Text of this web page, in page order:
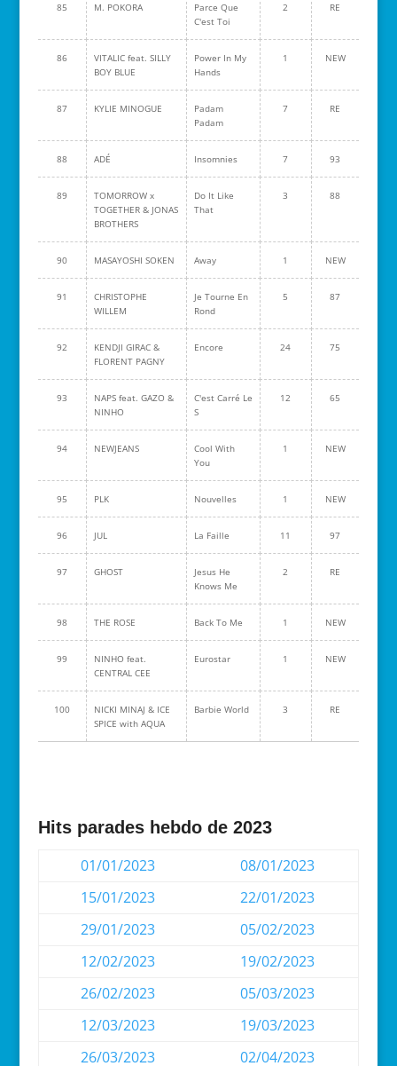
85 M. POKORA
Parce Que
C'est Toi
2 RE
86
VITALIC feat. SILLY
BOY BLUE
Power In My
Hands
1 NEW
87 KYLIE MINOGUE
Padam
Padam
7 RE
88 ADÉ Insomnies 7 93
89
TOMORROW x
TOGETHER & JONAS
BROTHERS
Do It Like
That
3 88
90 MASAYOSHI SOKEN Away 1 NEW
91
CHRISTOPHE
WILLEM
Je Tourne En
Rond
5 87
92
KENDJI GIRAC &
FLORENT PAGNY
Encore 24 75
93
NAPS feat. GAZO &
NINHO
C'est Carré Le
S
12 65
94 NEWJEANS
Cool With
You
1 NEW
95 PLK Nouvelles 1 NEW
96 JUL La Faille 11 97
97 GHOST
Jesus He
Knows Me
2 RE
98 THE ROSE Back To Me 1 NEW
99
NINHO feat.
CENTRAL CEE
Eurostar 1 NEW
100
NICKI MINAJ & ICE
SPICE with AQUA
Barbie World 3 RE
Hits parades hebdo de 2023
01/01/2023
08/01/2023
15/01/2023
22/01/2023
29/01/2023
05/02/2023
12/02/2023
19/02/2023
26/02/2023
05/03/2023
12/03/2023
19/03/2023
26/03/2023
02/04/2023